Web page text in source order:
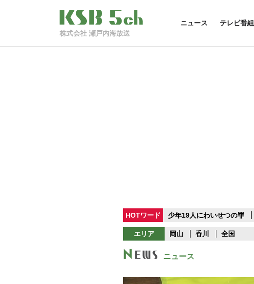
株式会社 瀬戸内海放送
ニュース テレビ番組
HOTワード 少年19人にわいせつの罪
エリア 岡山 香川 全国
ニュース